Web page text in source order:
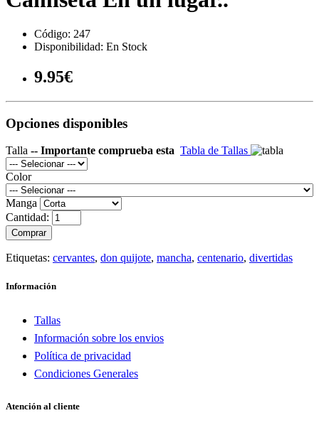
Código: 247
Disponibilidad: En Stock
9.95€
Opciones disponibles
Talla -- Importante comprueba esta Tabla de Tallas
Color
Manga
Cantidad:
Comprar
Etiquetas: cervantes, don quijote, mancha, centenario, divertidas
Información
Tallas
Información sobre los envios
Política de privacidad
Condiciones Generales
Atención al cliente